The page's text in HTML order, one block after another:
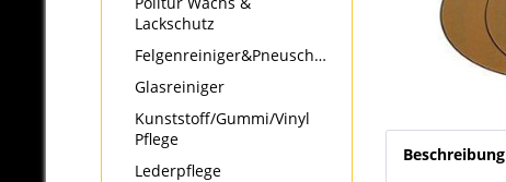
Lackschutz
Felgenreiniger&Pneuschwärzer
Glasreiniger
Kunststoff/Gummi/Vinyl
Pflege
Lederpflege
Beschreibung